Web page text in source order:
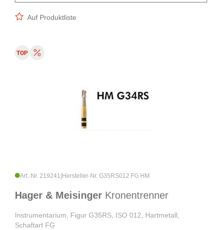
Auf Produktliste
Art.-Nr. 219241 Hersteller-Nr. G35RS012 FG HM
Hager & Meisinger Kronentrenner
Instrumentarium, Figur G35RS, ISO 012, Hartmetall,
Schaftart FG